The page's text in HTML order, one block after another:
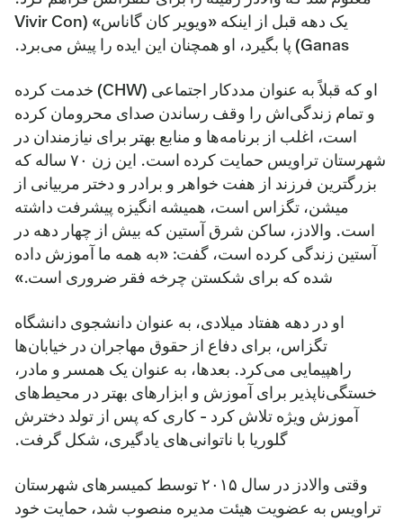
یک دهه قبل از اینکه «ویویر کان گاناس» (Vivir Con
Ganas) پا بگیرد، او همچنان این ایده را پیش می‌برد.
او که قبلاً به عنوان مددکار اجتماعی (CHW) خدمت کرده
و تمام زندگی‌اش را وقف رساندن صدای محرومان کرده
است، اغلب از برنامه‌ها و منابع بهتر برای نیازمندان در
شهرستان تراویس حمایت کرده است. این زن ۷۰ ساله که
بزرگترین فرزند از هفت خواهر و برادر و دختر مربیانی از
میشن، تگزاس است، همیشه انگیزه پیشرفت داشته
است. والادز، ساکن شرق آستین که بیش از چهار دهه در
آستین زندگی کرده است، گفت: «به همه ما آموزش داده
شده که برای شکستن چرخه فقر ضروری است.»
او در دهه هفتاد میلادی، به عنوان دانشجوی دانشگاه
تگزاس، برای دفاع از حقوق مهاجران در خیابان‌ها
راهپیمایی می‌کرد. بعدها، به عنوان یک همسر و مادر،
خستگی‌ناپذیر برای آموزش و ابزارهای بهتر در محیط‌های
آموزش ویژه تلاش کرد - کاری که پس از تولد دخترش
گلوریا با ناتوانی‌های یادگیری، شکل گرفت.
وقتی والادز در سال ۲۰۱۵ توسط کمیسرهای شهرستان
تراویس به عضویت هیئت مدیره منصوب شد، حمایت خود